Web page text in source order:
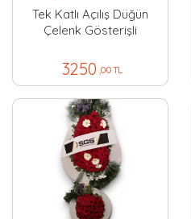
Tek Katlı Açılış Düğün
Çelenk Gösterişli
3250 ,00 TL